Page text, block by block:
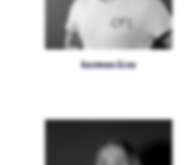
Белянин Егор